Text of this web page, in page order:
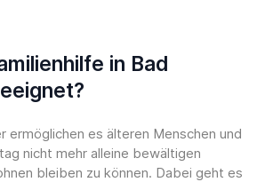
in Bad
ermöglichen es älteren Menschen und
nicht mehr alleine bewältigen
bleiben zu können. Dabei geht es